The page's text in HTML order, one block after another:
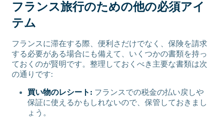
フランス旅行のための他の必須アイ
テム
フランスに滞在する際、便利さだけでなく、保険を請求
する必要がある場合にも備えて、いくつかの書類を持っ
ておくのが賢明です。整理しておくべき主要な書類は次
の通りです:
買い物のレシート: フランスでの税金の払い戻しや
保証に使えるかもしれないので、保管しておきまし
ょう。